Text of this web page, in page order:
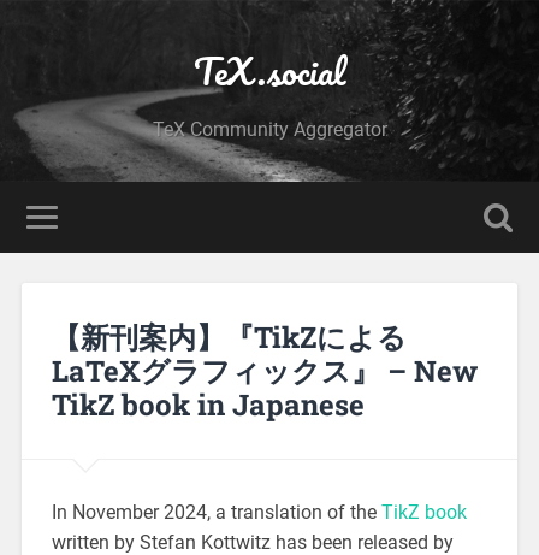
TeX.social
TeX Community Aggregator
【新刊案内】『TikZによる
LaTeXグラフィックス』 – New
TikZ book in Japanese
In November 2024, a translation of the TikZ book
written by Stefan Kottwitz has been released by